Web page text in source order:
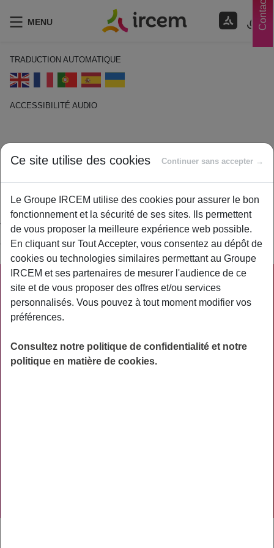
Contacts
MENU
TRADUCTION AUTOMATIQUE
ACCESSIBILITÉ AUDIO
Succession
Byircem
Transmission du patrimoine laissé par une personne décédée
à une ou plusieurs personnes vivantes.
PRATIQUE
ACTUALITÉS
PRÉVOYANCE
Ce site utilise des cookies Continuer sans accepter →
Le Groupe IRCEM utilise des cookies pour assurer le bon
fonctionnement et la sécurité de ses sites. Ils permettent
de vous proposer la meilleure expérience web possible.
En cliquant sur Tout Accepter, vous consentez au dépôt de
cookies ou technologies similaires permettant au Groupe
IRCEM et ses partenaires de mesurer l'audience de ce
site et de vous proposer des offres et/ou services
personnalisés. Vous pouvez à tout moment modifier vos
préférences.
Consultez notre politique de confidentialité et notre
politique en matière de cookies.